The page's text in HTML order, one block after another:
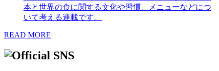
本と世界の食に関する文化や習慣、メニューなどにつ
いて考える連載です。
READ MORE